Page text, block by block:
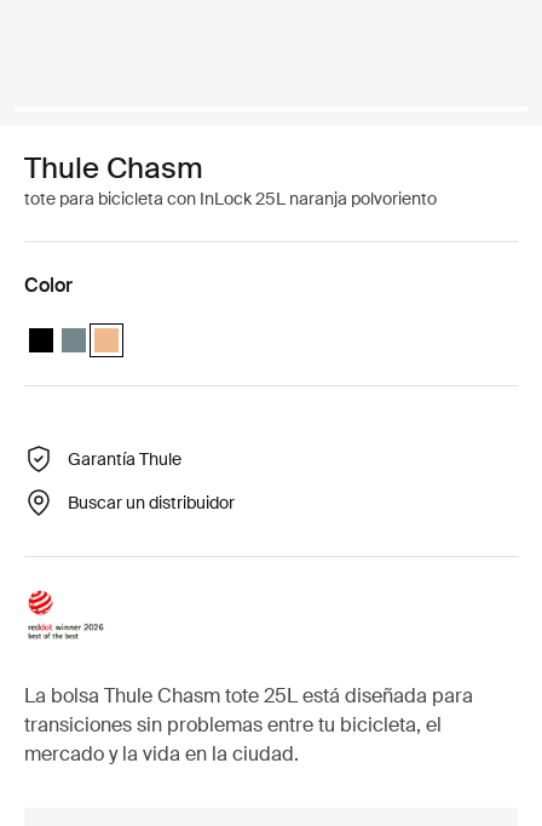
Thule Chasm
tote para bicicleta con InLock 25L naranja polvoriento
Color
Thule Chasm tote with InLock 25L Negro
Thule Chasm tote with InLock 25L Azul medio
Thule Chasm tote with InLock 25L Naranja polvoriento
Garantía Thule
Buscar un distribuidor
La bolsa Thule Chasm tote 25L está diseñada para
transiciones sin problemas entre tu bicicleta, el
mercado y la vida en la ciudad.